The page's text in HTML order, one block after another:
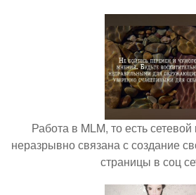
Работа в MLM, то есть
неразрывно связана с создание
страницы в соц